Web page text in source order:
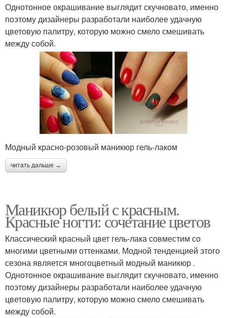
Однотонное окрашивание выглядит скучновато, именно
поэтому дизайнеры разработали наиболее удачную
цветовую палитру, которую можно смело смешивать
между собой.
Модный красно-розовый маникюр гель-лаком
читать дальше →
Маникюр белый с красным.
Красные ногти: сочетание цветов
Классический красный цвет гель-лака совместим со
многими цветными оттенками. Модной тенденцией этого
сезона является многоцветный модный маникюр .
Однотонное окрашивание выглядит скучновато, именно
поэтому дизайнеры разработали наиболее удачную
цветовую палитру, которую можно смело смешивать
между собой.